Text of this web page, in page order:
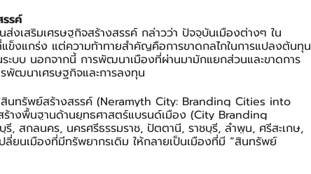
รค์
เสริมเศรษฐกิจสร้างสรรค์ กล่าวว่า ปัจจุบันเมืองต่างๆ ใน
ข็งแกร่ง แต่ความท้าทายสำคัญคือการขาดกลไกในการแปลงต้นทุน
ระบบ นอกจากนี้ การพัฒนาเมืองที่ผ่านมามักแยกส่วนและขาดการ
พัฒนาเศรษฐกิจและการลงทุน
สินทรัพย์สร้างสรรค์ (Neramyth City: Branding Cities into
างพื้นฐานด้านยุทธศาสตร์แบรนด์เมือง (City Branding
, สกลนคร, นครศรีธรรมราช, ปัตตานี, ราชบุรี, ลำพูน, ศรีสะเกษ,
ลี่ยนเมืองที่มีทรัพยากรเดิม ให้กลายเป็นเมืองที่มี “สินทรัพย์